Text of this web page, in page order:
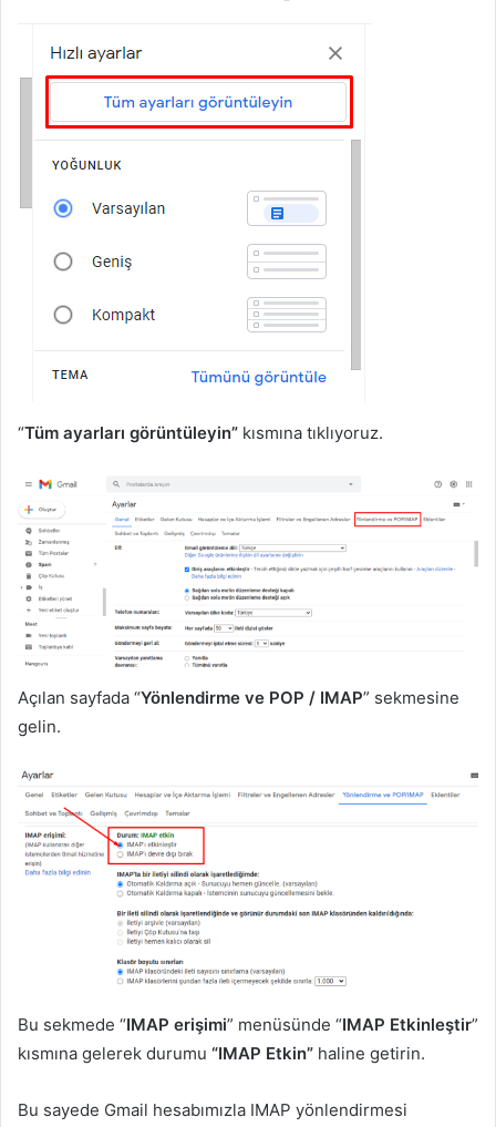
“Tüm ayarları görüntüleyin” kısmına tıklıyoruz.
Açılan sayfada “Yönlendirme ve POP / IMAP” sekmesine
gelin.
Bu sekmede “IMAP erişimi” menüsünde “IMAP Etkinleştir”
kısmına gelerek durumu “IMAP Etkin” haline getirin.
Bu sayede Gmail hesabımızla IMAP yönlendirmesi